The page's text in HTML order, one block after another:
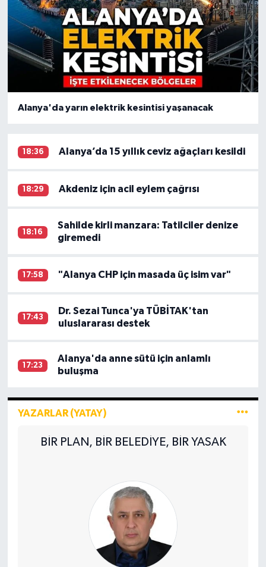
Alanya'da yarın elektrik kesintisi yaşanacak
18:36 Alanya’da 15 yıllık ceviz ağaçları kesildi
18:29 Akdeniz için acil eylem çağrısı
18:16
Sahilde kirli manzara: Tatilciler denize
giremedi
17:58 "Alanya CHP için masada üç isim var"
17:43
Dr. Sezai Tunca'ya TÜBİTAK'tan
uluslararası destek
17:23
Alanya'da anne sütü için anlamlı
buluşma
YAZARLAR (YATAY)
BİR PLAN, BİR BELEDİYE, BİR YASAK